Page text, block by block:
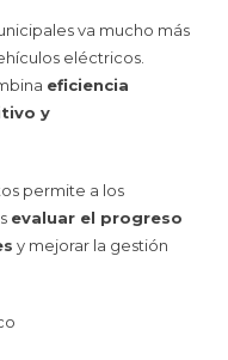
va mucho más
eléctricos.
eficiencia
y
permite a los
evaluar el progreso
y mejorar la gestión